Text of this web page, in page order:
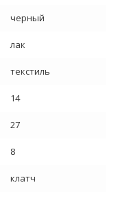
черный
лак
текстиль
14
27
8
клатч